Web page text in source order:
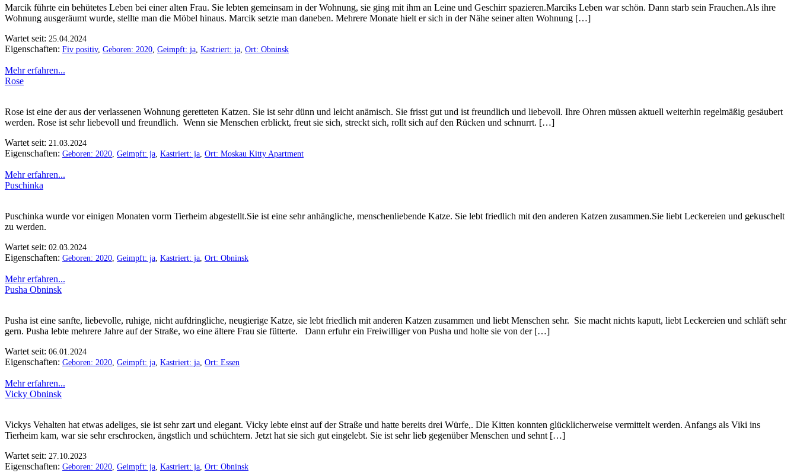
Marcik führte ein behütetes Leben bei einer alten Frau. Sie lebten gemeinsam in der Wohnung, sie ging mit ihm an Leine und Geschirr spazieren.Marciks Leben war schön. Dann starb sein Frauchen.Als ihre
Wohnung ausgeräumt wurde, stellte man die Möbel hinaus. Marcik setzte man daneben. Mehrere Monate hielt er sich in der Nähe seiner alten Wohnung […]
Wartet seit: 25.04.2024
Eigenschaften: Fiv positiv, Geboren: 2020 Geimpft: ja Kastriert: ja Ort: Obninsk
Mehr erfahren...
Rose
Rose ist eine der aus der verlassenen Wohnung geretteten Katzen. Sie ist sehr dünn und leicht anämisch. Sie frisst gut und ist freundlich und liebevoll. Ihre Ohren müssen aktuell weiterhin regelmäßig gesäubert
werden. Rose ist sehr liebevoll und freundlich. Wenn sie Menschen erblickt, freut sie sich, streckt sich, rollt sich auf den Rücken und schnurrt. […]
Wartet seit: 21.03.2024
Eigenschaften: Geboren: 2020 Geimpft: ja Kastriert: ja Ort: Moskau Kitty Apartment
Mehr erfahren...
Puschinka
Puschinka wurde vor einigen Monaten vorm Tierheim abgestellt.Sie ist eine sehr anhängliche, menschenliebende Katze. Sie lebt friedlich mit den anderen Katzen zusammen.Sie liebt Leckereien und gekuschelt
zu werden.
Wartet seit: 02.03.2024
Eigenschaften: Geboren: 2020 Geimpft: ja Kastriert: ja Ort: Obninsk
Mehr erfahren...
Pusha Obninsk
Pusha ist eine sanfte, liebevolle, ruhige, nicht aufdringliche, neugierige Katze, sie lebt friedlich mit anderen Katzen zusammen und liebt Menschen sehr. Sie macht nichts kaputt, liebt Leckereien und schläft sehr
gern. Pusha lebte mehrere Jahre auf der Straße, wo eine ältere Frau sie fütterte. Dann erfuhr ein Freiwilliger von Pusha und holte sie von der […]
Wartet seit: 06.01.2024
Eigenschaften: Geboren: 2020 Geimpft: ja Kastriert: ja Ort: Essen
Mehr erfahren...
Vicky Obninsk
Vickys Vehalten hat etwas adeliges, sie ist sehr zart und elegant. Vicky lebte einst auf der Straße und hatte bereits drei Würfe,. Die Kitten konnten glücklicherweise vermittelt werden. Anfangs als Viki ins
Tierheim kam, war sie sehr erschrocken, ängstlich und schüchtern. Jetzt hat sie sich gut eingelebt. Sie ist sehr lieb gegenüber Menschen und sehnt […]
Wartet seit: 27.10.2023
Eigenschaften: Geboren: 2020 Geimpft: ja Kastriert: ja Ort: Obninsk